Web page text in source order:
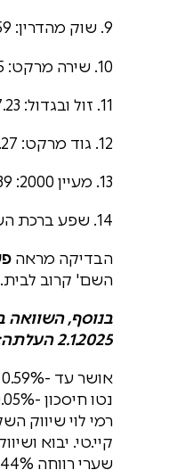
9. שוק מהדרין: 6,813.59 ₪.
10. שירה מרקט: 6,863.05 ₪.
11. זול ובגדול: 6,757.23 ₪.
12. גוד מרקט: 6,983.27 ₪.
13. מעיין 2000: 6,983.89 ₪.
14. שפע ברכת השם קרוב לבית: 7,009.50 ₪ – היקרה ביותר בבדיקה.
הבדיקה מראה
השם' קרוב לבית.
2.1.2025 העלתה:
אושר עד -0.59%
נטו חיסכון -0.05%
רמי לוי שיווק השקמה
קיי.טי. יבוא ושיווק
שערי רווחה 0.44%